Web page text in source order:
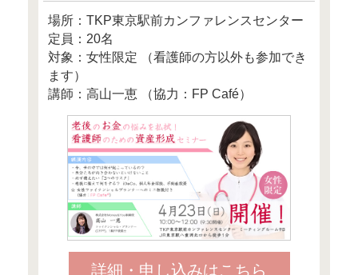
という声が聞こえてきそうで
方は実際に存在するんです。
彼女たちの共通点は、
「スタバ」「コンビニ」
などでのチョコチョコ買いが
そして、食料の買い物に行く
どのスーパーではなく
「成城石井」。